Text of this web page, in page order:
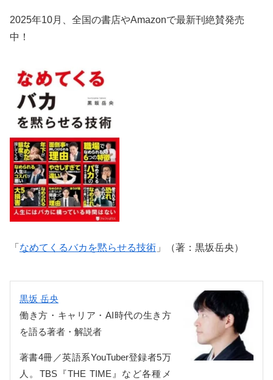
2025年10月、全国の書店やAmazonで最新刊絶賛発売
中！
「 なめてくるバカを黙らせる技術 」（著：黒坂岳央）
黒坂 岳央
働き方・キャリア・AI時代の生き方
を語る著者・解説者
著書4冊／英語系YouTuber登録者5万
人。TBS『THE TIME』など各種メ